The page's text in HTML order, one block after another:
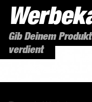
Gib Deinem
verdient